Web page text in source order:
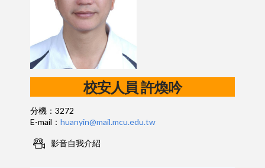
校安人員 許煥吟
分機：3272
E-mail： huanyin@mail.mcu.edu.tw
影音自我介紹